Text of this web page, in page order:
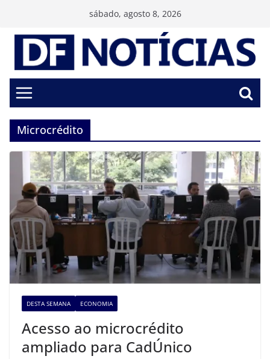
conteúdo
sábado, agosto 8, 2026
Microcrédito
DESTA SEMANA ECONOMIA
Acesso ao microcrédito
ampliado para CadÚnico